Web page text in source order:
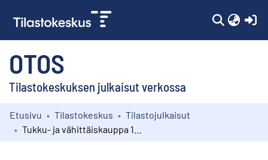
OTOS
Tilastokeskuksen julkaisut verkossa
Kokoelmat
Etusivu Tilastokeskus
Tilastojulkaisut